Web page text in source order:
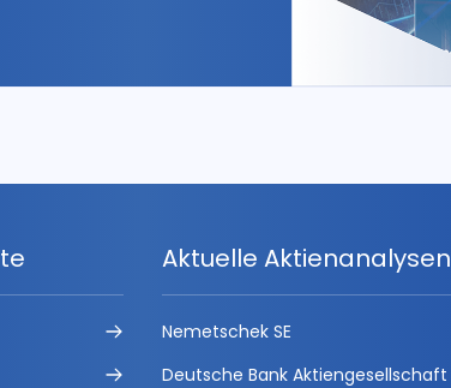
Aktuelle Aktienanalysen
Nemetschek SE
Deutsche Bank Aktiengesellschaft